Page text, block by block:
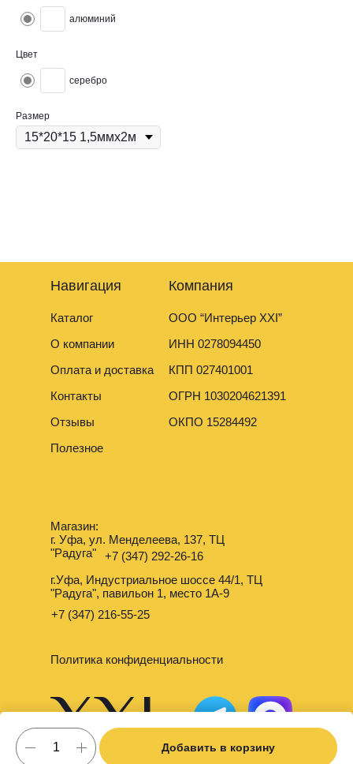
алюминий
Цвет
серебро
Размер
Добавить в корзину
Навигация
Каталог
О компании
Оплата и доставка
Контакты
Отзывы
Полезное
Компания
ООО “Интерьер XXI”
ИНН 0278094450
КПП 027401001
ОГРН 1030204621391
ОКПО 15284492
Политика конфиденциальности
Магазин:
г. Уфа, ул. Менделеева, 137, ТЦ
"Радуга"
г.Уфа, Индустриальное шоссе 44/1, ТЦ
"Радуга", павильон 1, место 1А-9
+7 (347) 216-55-25
+7 (347) 292-26-16